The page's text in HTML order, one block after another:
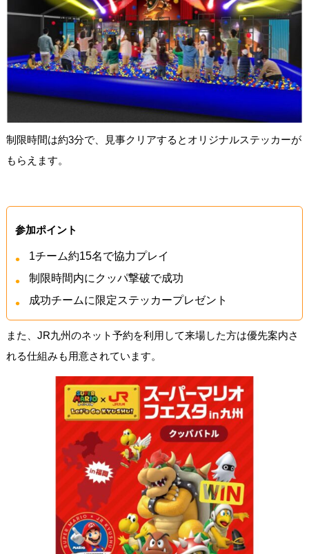
制限時間は約3分で、見事クリアするとオリジナルステッカーが
もらえます。
参加ポイント
1チーム約15名で協力プレイ
制限時間内にクッパ撃破で成功
成功チームに限定ステッカープレゼント
また、JR九州のネット予約を利用して来場した方は優先案内さ
れる仕組みも用意されています。